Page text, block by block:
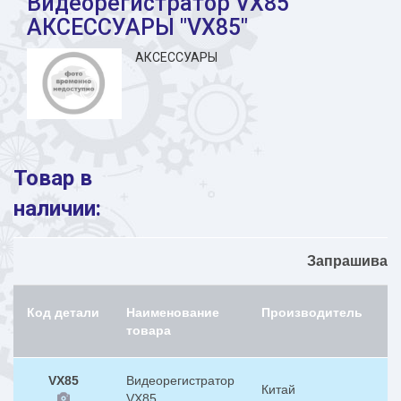
АКСЕССУАРЫ "VX85"
АКСЕССУАРЫ
Товар в
наличии:
Код детали
Наименование
товара
Производитель
VX85
Видеорегистратор
Китай